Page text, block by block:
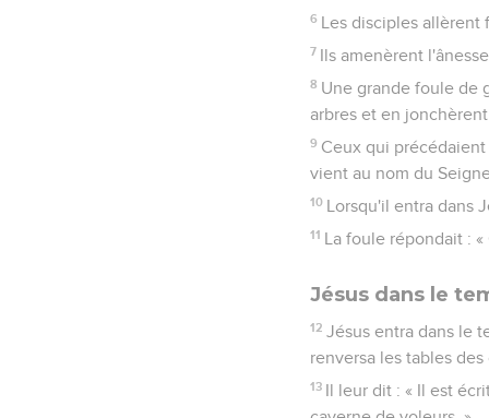
6 Les disciples allèrent
7 Ils amenèrent
8 Une grande foule de
arbres et en
9 Ceux qui
vient au nom du
10 Lorsqu'il entra dans
11 La foule répondait :
Jésus dans le
12 Jésus entra dans le
renversa les tables
13 Il leur dit : « Il est